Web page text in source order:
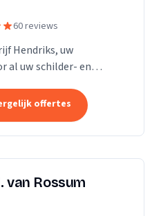
60 reviews
Hendriks, uw
al uw schilder- en
we ons door onze
offertes
van Rossum